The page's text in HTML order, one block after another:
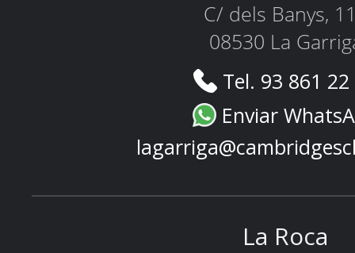
C/ dels Banys,
08530 La
Tel. 93 861
Enviar
La Roca